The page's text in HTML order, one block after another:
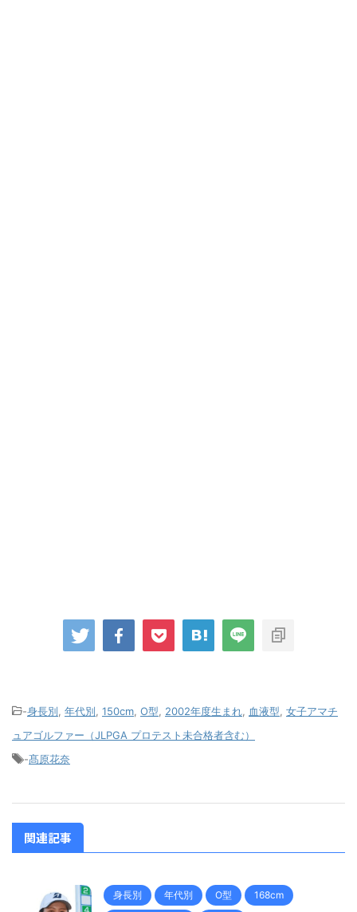
-身長別 年代別 150cm O型 2002年度生まれ 血液型 女子アマチ
ュアゴルファー（JLPGA プロテスト未合格者含む）
-髙原花奈
関連記事
身長別 年代別 O型 168cm